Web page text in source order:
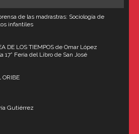
de las madrastras: Sociología de
infantiles
DE LOS TIEMPOS de Omar López
17° Feria del Libro de San José
ORIBE
Gutiérrez